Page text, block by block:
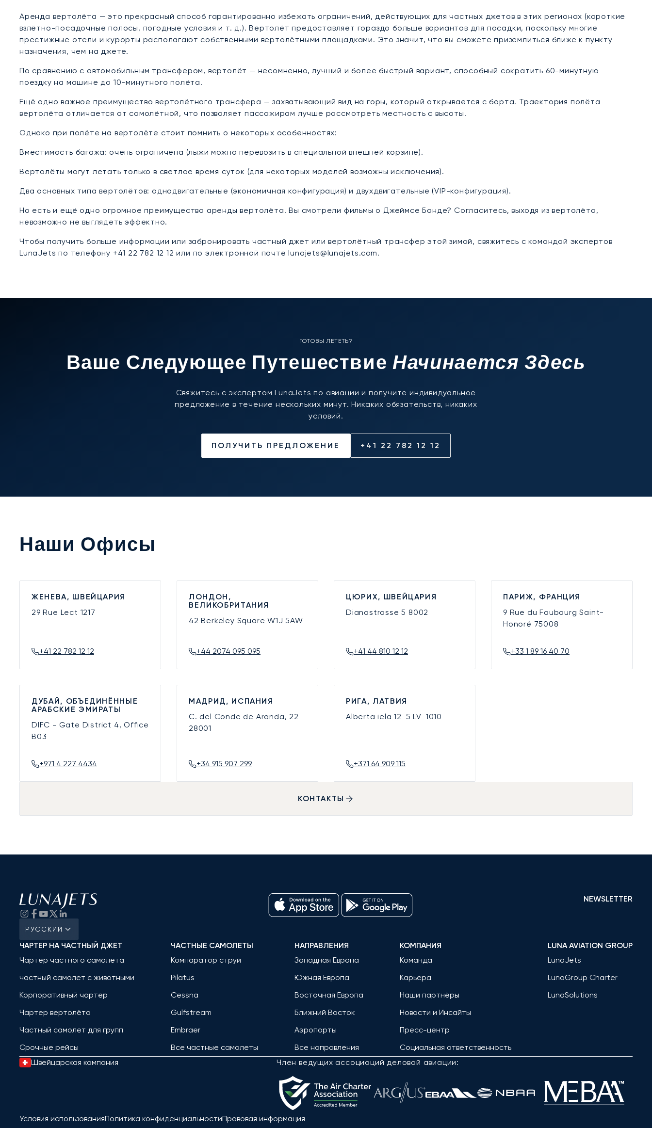
Аренда вертолёта — это прекрасный способ гарантированно избежать ограничений, действующих для частных джетов в этих регионах (короткие
взлётно-посадочные полосы, погодные условия и т. д.). Вертолёт предоставляет гораздо больше вариантов для посадки, поскольку многие
престижные отели и курорты располагают собственными вертолётными площадками. Это значит, что вы сможете приземлиться ближе к пункту
назначения, чем на джете.
По сравнению с автомобильным трансфером, вертолёт — несомненно, лучший и более быстрый вариант, способный сократить 60-минутную
поездку на машине до 10-минутного полёта.
Ещё одно важное преимущество вертолётного трансфера — захватывающий вид на горы, который открывается с борта. Траектория полёта
вертолёта отличается от самолётной, что позволяет пассажирам лучше рассмотреть местность с высоты.
Однако при полёте на вертолёте стоит помнить о некоторых особенностях:
Вместимость багажа: очень ограничена (лыжи можно перевозить в специальной внешней корзине).
Вертолёты могут летать только в светлое время суток (для некоторых моделей возможны исключения).
Два основных типа вертолётов: однодвигательные (экономичная конфигурация) и двухдвигательные (VIP-конфигурация).
Но есть и ещё одно огромное преимущество аренды вертолёта. Вы смотрели фильмы о Джеймсе Бонде? Согласитесь, выходя из вертолёта,
невозможно не выглядеть эффектно.
Чтобы получить больше информации или забронировать частный джет или вертолётный трансфер этой зимой, свяжитесь с командой экспертов
LunaJets по телефону +41 22 782 12 12 или по электронной почте lunajets@lunajets.com.
ГОТОВЫ ЛЕТЕТЬ?
Ваше Следующее ПутешествиеНачинается Здесь
Свяжитесь с экспертом LunaJets по авиации и получите индивидуальное
предложение в течение нескольких минут. Никаких обязательств, никаких
условий.
ПОЛУЧИТЬ ПРЕДЛОЖЕНИЕ +41 22 782 12 12
Наши Офисы
ЖЕНЕВА, ШВЕЙЦАРИЯ
29 Rue Lect 1217
+41 22 782 12 12
ЛОНДОН,
ВЕЛИКОБРИТАНИЯ
42 Berkeley SquareW1J 5AW
+44 2074 095 095
ЦЮРИХ, ШВЕЙЦАРИЯ
Dianastrasse 5 8002
+41 44 810 12 12
ПАРИЖ, ФРАНЦИЯ
9 Rue du Faubourg Saint-
Honoré 75008
+33 1 89 16 40 70
ДУБАЙ, ОБЪЕДИНЁННЫЕ
АРАБСКИЕ ЭМИРАТЫ
DIFC - Gate District 4, Office
B03
+971 4 227 4434
МАДРИД, ИСПАНИЯ
C. del Conde de Aranda, 22
28001
+34 915 907 299
РИГА, ЛАТВИЯ
Alberta iela 12-5LV-1010
+371 64 909 115
КОНТАКТЫ
РУССКИЙ
NEWSLETTER
ЧАРТЕР НА ЧАСТНЫЙ ДЖЕТ
Чартер частного самолета
частный самолет с животными
Корпоративный чартер
Чартер вертолёта
Частный самолет для групп
Срочные рейсы
ЧАСТНЫЕ САМОЛЕТЫ
Компаратор струй
Pilatus
Cessna
Gulfstream
Embraer
Все частные самолеты
НАПРАВЛЕНИЯ
Западная Европа
Южная Европа
Восточная Европа
Ближний Восток
Аэропорты
Все направления
КОМПАНИЯ
Команда
Карьера
Наши партнёры
Новости и Инсайты
Пресс-центр
Социальная ответственность
LUNA AVIATION GROUP
LunaJets
LunaGroup Charter
LunaSolutions
Швейцарская компания Член ведущих ассоциаций деловой авиации:
Условия использованияПолитика конфиденциальностиПравовая информация